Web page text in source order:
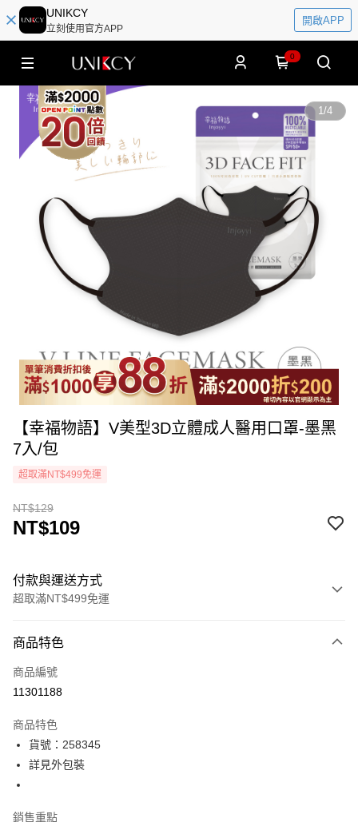
UNIKCY
立刻使用官方APP
開啟APP
0
1/4
【幸福物語】V美型3D立體成人醫用口罩-墨黑
7入/包
超取滿NT$499免運
NT$129
NT$109
付款與運送方式
超取滿NT$499免運
icash Pay
信用卡一次付款
LINE Pay
Apple Pay
商品特色
商品編號
11301188
商品特色
貨號：258345
詳見外包裝
銷售重點